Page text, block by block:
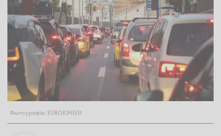
Φωτογραφία: EUROKINISSI